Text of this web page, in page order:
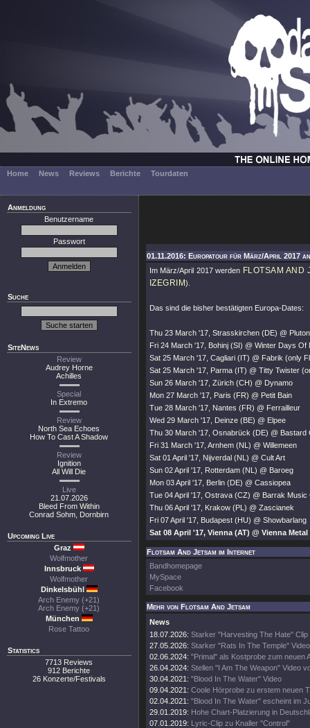
Home News Reviews Berichte Tourdaten
Anmeldung
Benutzername
Passwort
Suche
SiteNews
Review
Audrey Horne
Achilles
Special
In Extremo
Review
North Sea Echoes
How To Cast A Shadow
Review
Ignition
All Will Die
Live
21.07.2026
Bleed From Within
Conrad Sohm, Dornbirn
Upcoming Live
Graz
Wolfmother
Innsbruck
Wolfmother
Dinkelsbühl
Arch Enemy (+21)
Arch Enemy (+21)
München
Rose Tattoo
Statistics
7713 Reviews
912 Berichte
26 Konzerte/Festivals
01.11.2016: Europatour für März/April 2017
Im März/April 2017 werden FLOTSAM AND
IZEGRIM).
Das sind die bisher bestätigten Europa-Dates:
Thu 23 March '17, Strasskirchen (DE) @
Fri 24 March '17, Bohinj (SI) @ Winter Days Of
Sat 25 March '17, Cagliari (IT) @ Fabrik (only
Sat 25 March '17, Parma (IT) @ Titty Twister
Sun 26 March '17, Zürich (CH) @ Dynamo
Mon 27 March '17, Paris (FR) @ Petit Bain
Tue 28 March '17, Nantes (FR) @ Ferrailleur
Wed 29 March '17, Deinze (BE) @ Elpee
Thu 30 March '17, Osnabrück (DE) @ Bastard
Fri 31 March '17, Arnhem (NL) @ Willemeen
Sat 01 April '17, Nijverdal (NL) @ Cult Art
Sun 02 April '17, Rotterdam (NL) @ Baroeg
Mon 03 April '17, Berlin (DE) @ Cassiopea
Tue 04 April '17, Ostrava (CZ) @ Barrak Music
Thu 06 April '17, Krakow (PL) @ Zascianek
Fri 07 April '17, Budapest (HU) @ Showbarlang
Sat 08 April '17, Vienna (AT) @ Vienna
Flotsam And Jetsam im Internet
Bandhomepage
MySpace
Facebook
Mehr von Flotsam And Jetsam
News
18.07.2026: Starker "Harvesting The Hate" Clip
27.05.2026: Starker "Rats In The Temple"
02.06.2024: "Primal" als Kostprobe zum neuen
26.04.2024: Stellen "I Am The Weapon" Video
30.04.2021: "Blood In The Water" Video
09.04.2021: Coole Hörprobe zu erstem neuen
02.04.2021: "Blood In The Water" escheint im
29.01.2019: Hohe Chart-Platzierung in
07.01.2019: Lyric-Clip zu Knaller "Control"